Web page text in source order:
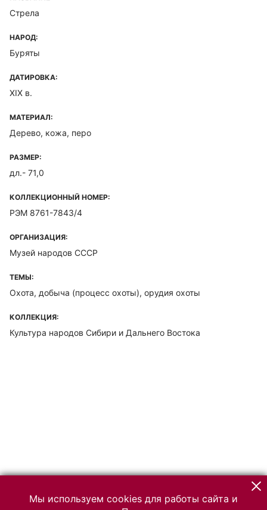
Стрела
НАРОД:
Буряты
ДАТИРОВКА:
XIX в.
МАТЕРИАЛ:
Дерево, кожа, перо
РАЗМЕР:
дл.- 71,0
КОЛЛЕКЦИОННЫЙ НОМЕР:
РЭМ 8761-7843/4
ОРГАНИЗАЦИЯ:
Музей народов СССР
ТЕМЫ:
Охота, добыча (процесс охоты), орудия охоты
КОЛЛЕКЦИЯ:
Культура народов Сибири и Дальнего Востока
Мы используем cookies для работы сайта и